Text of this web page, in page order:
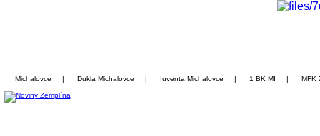
Michalovce | Dukla Michalovce | Iuventa Michalovce | 1 BK MI | MFK